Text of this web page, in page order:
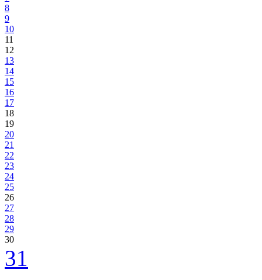
8
9
10
11
12
13
14
15
16
17
18
19
20
21
22
23
24
25
26
27
28
29
30
31